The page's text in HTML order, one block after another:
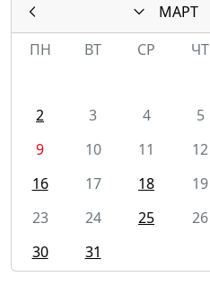
МАРТ
ПН
ВТ СР ЧТ
2
3 4 5
9
10 11 12
16
17 18 19
23
24 25 26
30
31